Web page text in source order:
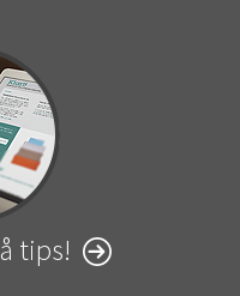
tips!